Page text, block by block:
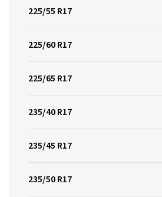
225/55 R17
225/60 R17
225/65 R17
235/40 R17
235/45 R17
235/50 R17